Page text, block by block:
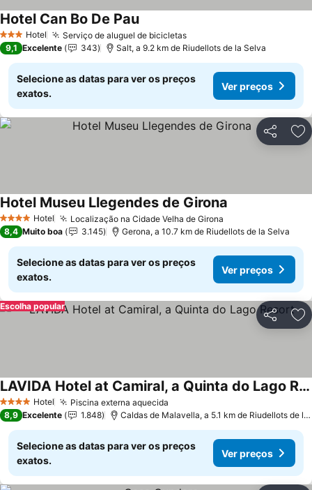
3 EstrelasHotel Serviço de aluguel de bicicletas
Hotel Can Bo De Pau
9,1 Excelente 343 Salt, a 9.2 km de Riudellots de la Selva
Selecione as datas para ver os preços
exatos.
Ver preços
Partilhar
4 EstrelasHotel Localização na Cidade Velha de Girona
Hotel Museu Llegendes de Girona
8,4 Muito boa 3.145 Gerona, a 10.7 km de Riudellots de la Selva
Selecione as datas para ver os preços
exatos.
Ver preços
Partilhar
Escolha popular
4 EstrelasHotel Piscina externa aquecida
LAVIDA Hotel at Camiral, a Quinta do Lago Resort
8,9 Excelente 1.848 Caldas de Malavella, a 5.1 km de Riudellots de la Selva
Selecione as datas para ver os preços
exatos.
Ver preços